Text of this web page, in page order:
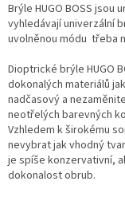
Brýle HUGO BOSS
vyhledávají univerzální
uvolněnou módu třeba
Dioptrické brýle HUGO
dokonalých materiálů
nadčasový a
neotřelých barevných
Vzhledem k širokému
nevybrat jak vhodný
je spíše konzervativní,
dokonalost obrub.